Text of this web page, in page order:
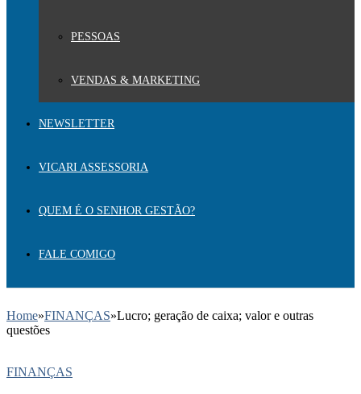
PESSOAS
VENDAS & MARKETING
NEWSLETTER
VICARI ASSESSORIA
QUEM É O SENHOR GESTÃO?
FALE COMIGO
Home»FINANÇAS»Lucro; geração de caixa; valor e outras
questões
FINANÇAS